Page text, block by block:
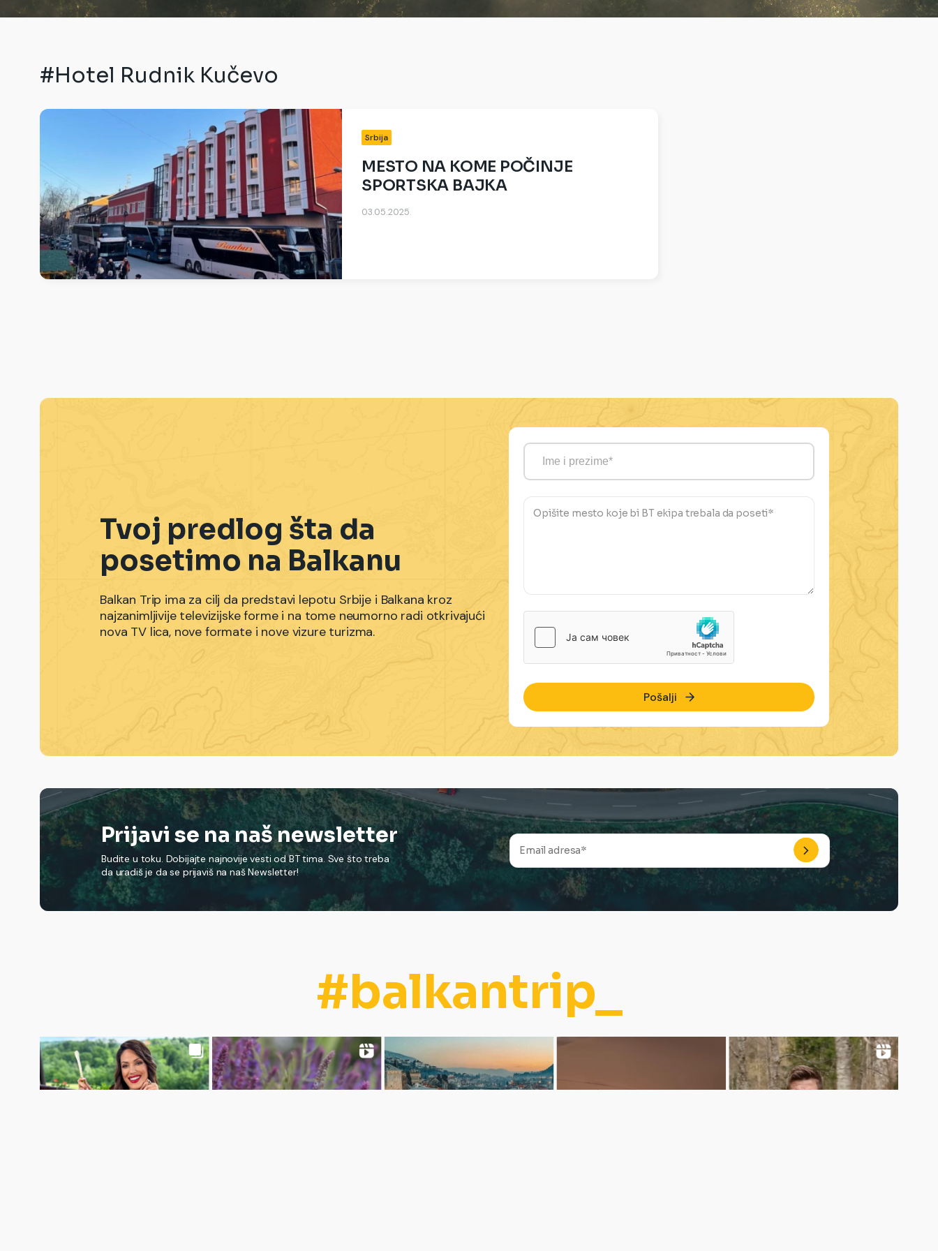
#Hotel Rudnik Kučevo
Srbija
MESTO NA KOME POČINJE
SPORTSKA BAJKA
03.05.2025.
Tvoj predlog šta da
posetimo na Balkanu
Balkan Trip ima za cilj da predstavi lepotu Srbije i Balkana kroz
najzanimljivije televizijske forme i na tome neumorno radi otkrivajući
nova TV lica, nove formate i nove vizure turizma.
Pošalji
Prijavi se na naš newsletter
Budite u toku. Dobijajte najnovije vesti od BT tima. Sve što treba
da uradiš je da se prijaviš na naš Newsletter!
#balkantrip_